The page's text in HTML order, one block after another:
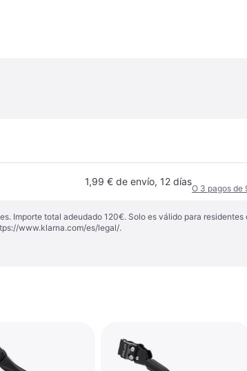
1,99 € de envío, 12 días
O 3 pagos de
Importe total adeudado 120€. Solo es válido para residentes
www.klarna.com/es/legal/.